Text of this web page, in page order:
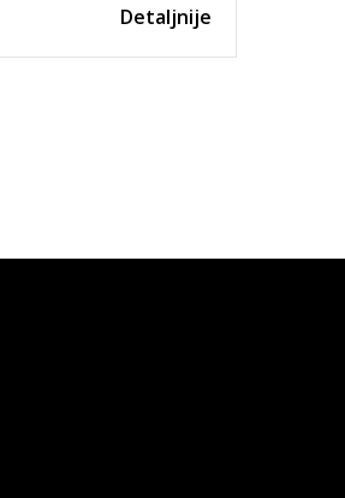
Detaljnije